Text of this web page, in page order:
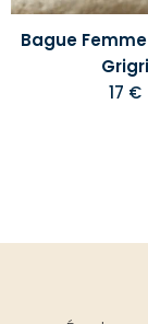
Bague
Grigri
17 €